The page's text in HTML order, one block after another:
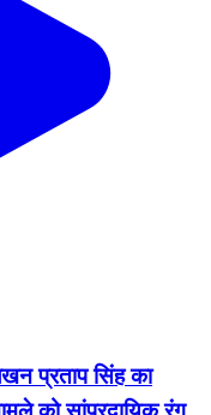
प्रताप सिंह का